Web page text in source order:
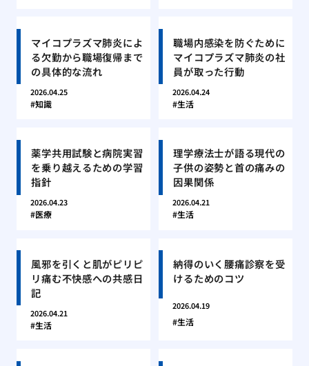
マイコプラズマ肺炎によ
る欠勤から職場復帰まで
の具体的な流れ
2026.04.25
知識
職場内感染を防ぐために
マイコプラズマ肺炎の社
員が取った行動
2026.04.24
生活
薬学共用試験と病院実習
を乗り越えるための学習
指針
2026.04.23
医療
理学療法士が語る現代の
子供の姿勢と首の痛みの
因果関係
2026.04.21
生活
風邪を引くと肌がピリピ
リ痛む不快感への共感日
記
2026.04.21
生活
納得のいく腰痛診察を受
けるためのコツ
2026.04.19
生活